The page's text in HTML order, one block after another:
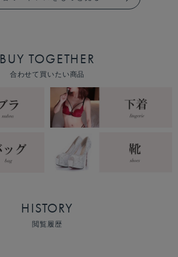
BUY TOGETHER
合わせて買いたい商品
HISTORY
閲覧履歴